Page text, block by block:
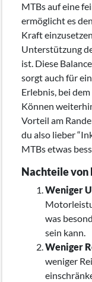
MTBs auf eine
ermöglicht es
Kraft
Unterstützung
ist. Diese
sorgt auch für
Erlebnis, bei
Können
Vorteil am
du also lieber
MTBs etwas
Nachteile von
Weniger
was
sein kann.
Weniger
weniger